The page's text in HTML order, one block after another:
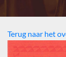
Terug naar het